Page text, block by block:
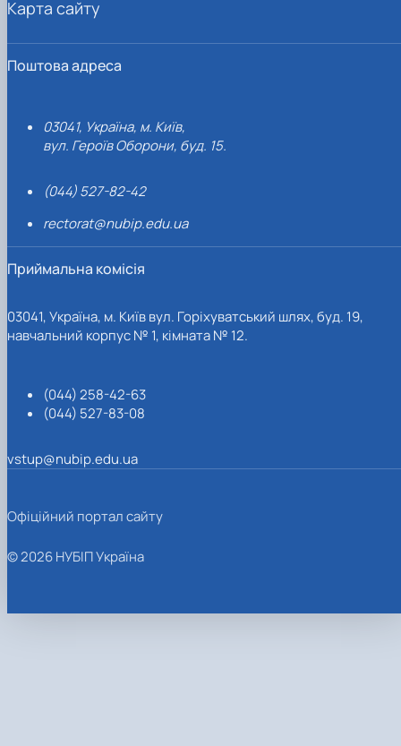
Поштова адреса
03041, Україна, м. Київ,
вул. Героїв Оборони, буд. 15.
(044) 527-82-42
rectorat@nubip.edu.ua
Приймальна комісія
03041, Україна, м. Київ вул. Горіхуватський шлях, буд. 19,
навчальний корпус № 1, кімната № 12.
(044) 258-42-63
(044) 527-83-08
vstup@nubip.edu.ua
Карта сайту
Офіційний портал сайту
© 2026 НУБІП Україна